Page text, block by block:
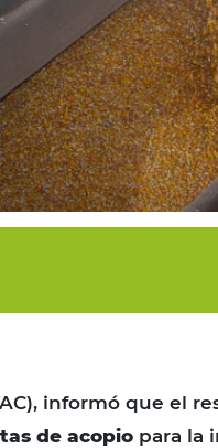
informó que el
de acopio para la